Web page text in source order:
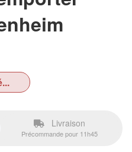
Livraison
Précommande pour 11h45